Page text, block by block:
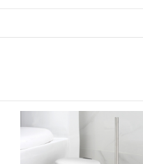
Μοντέρνο
ΔΕΣ ΤΟ